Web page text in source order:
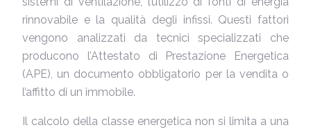
rinnovabile e la qualità degli infissi. Questi fattori
vengono analizzati da tecnici specializzati che
producono l’Attestato di Prestazione Energetica
(APE), un documento obbligatorio per la vendita o
l’affitto di un immobile.
Il calcolo della classe energetica non si limita a una